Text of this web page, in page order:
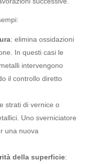
: elimina ossidazioni
In questi casi le
intervengono
il controllo diretto
strati di vernice o
Uno sverniciatore
una nuova
della superficie: